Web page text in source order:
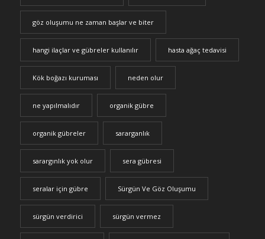
göz oluşumu ne zaman başlar ve biter
hangi ilaçlar ve gübreler kullanılır hasta ağaç tedavisi
Kök boğazı kuruması neden olur
ne yapılmalıdır organik gübre
organik gübreler sararganlık
sarargınlık yok olur sera gübresi
seralar için gübre Sürgün Ve Göz Oluşumu
sürgün verdirici sürgün vermez